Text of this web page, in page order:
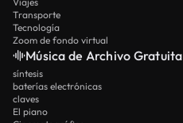
Transporte
Tecnología
Zoom de fondo virtual
Música de Archivo Gratuita
síntesis
baterías electrónicas
claves
El piano